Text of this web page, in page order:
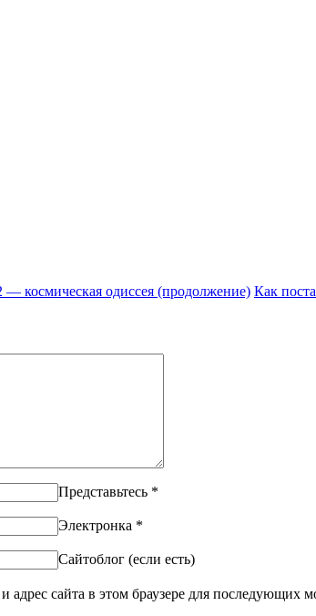
— космическая одиссея (продолжение) Как
Представьтесь *
Электронка *
Сайтоблог (если есть)
адрес сайта в этом браузере для последующих